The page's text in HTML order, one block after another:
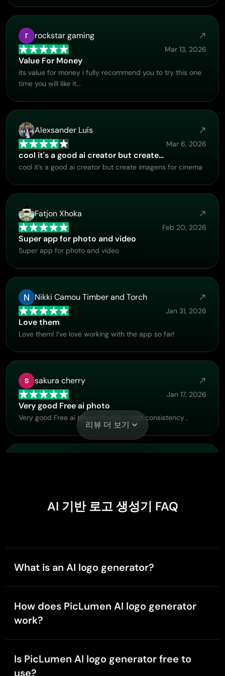
truly enjoy using the platform and appreciate the level of
support and dedication behind it. I would absolutely
recommend PicLumen to anyone interested in this type
of creative work.
rockstar gaming
Mar 13, 2026
Value For Money
its value for money i fully recommend you to try this one
time you will like it...
Alexsander Luís
Mar 6, 2026
cool it's a good ai creator but create…
cool it's a good ai creator but create imagens for cinema
Fatjon Xhoka
Feb 20, 2026
Super app for photo and video
Super app for photo and video
Nikki Camou Timber and Torch
Jan 31, 2026
Love them
Love them! I’ve love working with the app so far!
sakura cherry
Jan 17, 2026
Very good Free ai photo
Very good Free ai photo, thanks, i wish consistency ,
Best wishes for the developer
A Arsen maloku
The best app ever in history
Naic
Veri nice 👍 Bhot acha ap he
리뷰 더 보기
AI 기반 로고 생성기 FAQ
What is an AI logo generator?
An AI logo generator uses artificial intelligence to
reference images. It helps you quickly generate
unique logo ideas without design skills.
How does PicLumen AI logo generator
work?
Simply enter your logo idea, adjust your preferred
technology to create logo concepts based on your
description and design preferences.
Is PicLumen AI logo generator free to
use?